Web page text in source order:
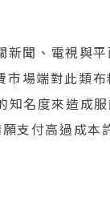
聞、電視與
場端對此類
知名度來造成
支付高過成本